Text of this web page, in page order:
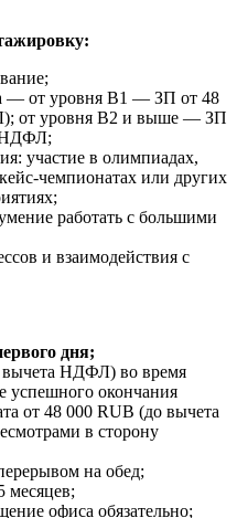
— от уровня В1 — ЗП от 48
от уровня В2 и выше — ЗП
НДФЛ;
участие в олимпиадах,
чемпионатах или других
работать с большими
и взаимодействия с
дня;
вычета НДФЛ) во время
успешного окончания
от 48 000 RUB (до вычета
в сторону
на обед;
месяцев;
офиса обязательно;